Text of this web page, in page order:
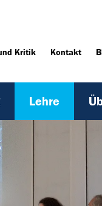
Kritik Kontakt
Lehre